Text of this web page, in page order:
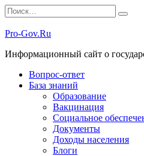
Перейти
к
содержанию
Search
for:
Pro-Gov.Ru
Информационный сайт о
Вопрос-ответ
База знаний
Образование
Вакцинация
Социальное
Документы
Доходы населения
Блоги